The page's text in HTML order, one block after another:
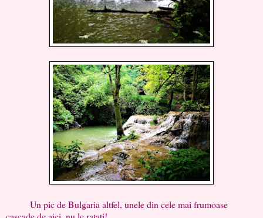
Un pic de Bulgaria altfel, unele din cele mai frumoase